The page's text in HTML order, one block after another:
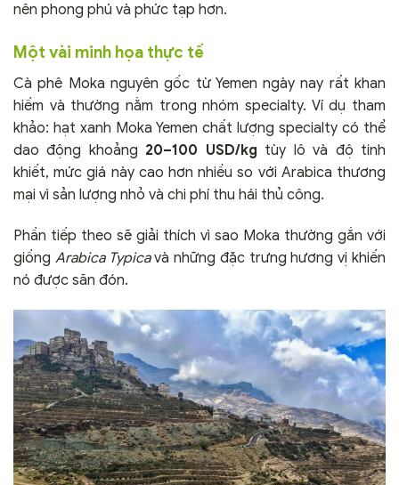
nên phong phú và phức tạp hơn.
Một vài minh họa thực tế
Cà phê Moka nguyên gốc từ Yemen ngày nay rất khan
hiếm và thường nằm trong nhóm specialty. Ví dụ tham
khảo: hạt xanh Moka Yemen chất lượng specialty có thể
dao động khoảng 20–100 USD/kg tùy lô và độ tinh
khiết, mức giá này cao hơn nhiều so với Arabica thương
mại vì sản lượng nhỏ và chi phí thu hái thủ công.
Phần tiếp theo sẽ giải thích vì sao Moka thường gắn với
giống Arabica Typicavà những đặc trưng hương vị khiến
nó được săn đón.